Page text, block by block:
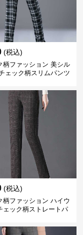
(税込)
柄ファッション 美シル
ェック柄スリムパンツ
(税込)
柄ファッション ハイウ
ェック柄ストレートパ